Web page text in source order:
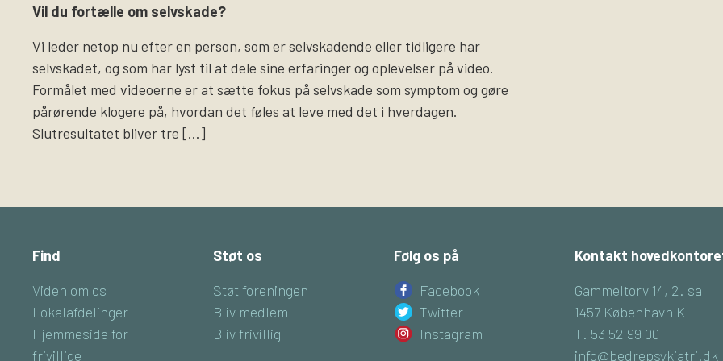
Vil du fortælle om selvskade?
Vi leder netop nu efter en person, som er selvskadende eller tidligere har
selvskadet, og som har lyst til at dele sine erfaringer og oplevelser på video.
Formålet med videoerne er at sætte fokus på selvskade som symptom og gøre
pårørende klogere på, hvordan det føles at leve med det i hverdagen.
Slutresultatet bliver tre […]
Find
Viden om os
Lokalafdelinger
Hjemmeside for
frivillige
Støt os
Støt foreningen
Bliv medlem
Bliv frivillig
Følg os på
Facebook
Twitter
Instagram
Kontakt
Gammeltorv 14, 2. sal
1457 København K
T. 53 52 99 00
info@bedrepsykiatri.dk